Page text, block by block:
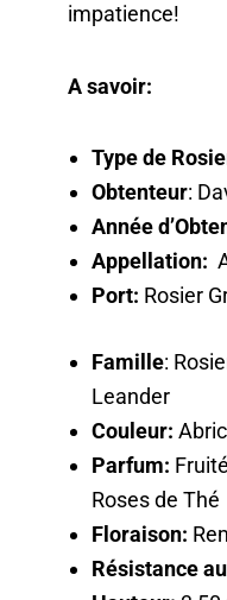
impatience!
A savoir:
Type de
Obtenteur:
Année
Appellation:
Port: Rosier
Famille:
Leander
Couleur:
Parfum:
Roses de Thé
Floraison:
Résistance